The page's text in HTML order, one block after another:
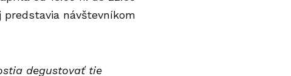
predstavia návštevníkom
degustovať tie